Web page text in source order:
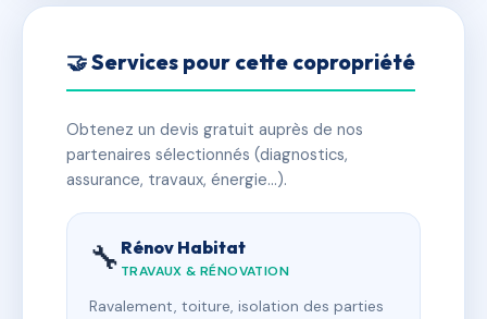
🤝 Services pour cette copropriété
Obtenez un devis gratuit auprès de nos
partenaires sélectionnés (diagnostics,
assurance, travaux, énergie…).
🔧 Rénov Habitat
TRAVAUX & RÉNOVATION
Ravalement, toiture, isolation des parties